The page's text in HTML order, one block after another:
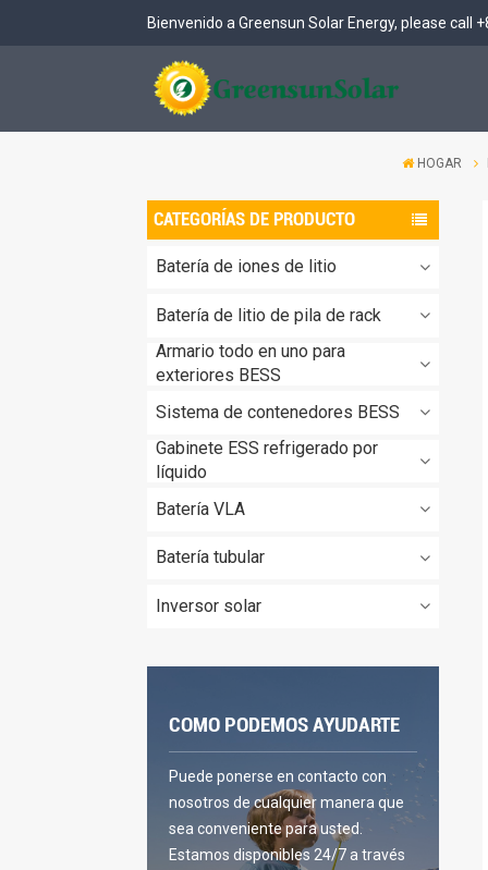
Bienvenido a Greensun Solar Energy, please call
HOGAR
CATEGORÍAS DE PRODUCTO
Batería de iones de litio
Batería de litio de pila de rack
Armario todo en uno para
exteriores BESS
Sistema de contenedores BESS
Gabinete ESS refrigerado por
líquido
Batería VLA
Batería tubular
Inversor solar
COMO PODEMOS AYUDARTE
Puede ponerse en contacto con
nosotros de cualquier manera que
sea conveniente para usted.
Estamos disponibles 24/7 a través